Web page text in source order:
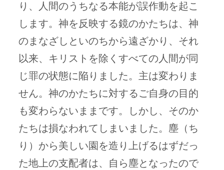
り、人間のうちなる本能が誤作動を起こ
します。神を反映する鏡のかたちは、神
のまなざしといのちから遠ざかり、それ
以来、キリストを除くすべての人間が同
じ罪の状態に陥りました。主は変わりま
せん。神のかたちに対するご自身の目的
も変わらないままです。しかし、そのか
たちは損なわれてしまいました。塵（ち
り）から美しい園を造り上げるはずだっ
た地上の支配者は、自ら塵となったので